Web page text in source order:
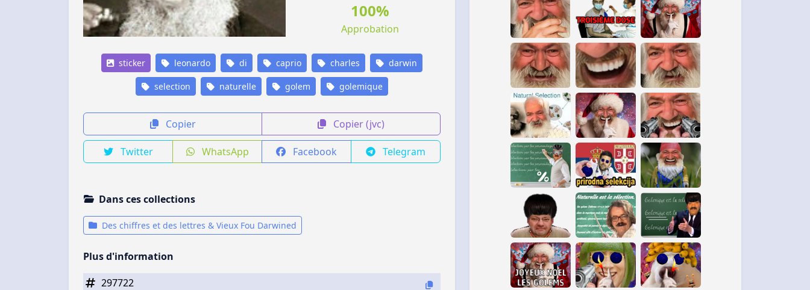
100%
Approbation
sticker leonardo di caprio charles darwin
selection naturelle golem golemique
Copier Copier (jvc)
Twitter WhatsApp Facebook Telegram
Dans ces collections
Des chiffres et des lettres & Vieux Fou Darwined
Plus d'information
297722